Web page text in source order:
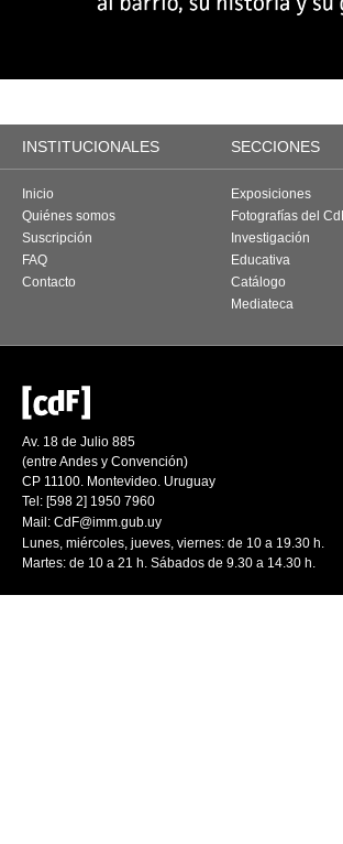
INSTITUCIONALES SECCIONES
Inicio
Quiénes somos
Suscripción
FAQ
Contacto
Exposiciones
Fotografías del
Investigación
Educativa
Catálogo
Mediateca
Av. 18 de Julio 885
(entre Andes y Convención)
CP 11100. Montevideo. Uruguay
Tel: [598 2] 1950 7960
Mail: CdF@imm.gub.uy
Lunes, miércoles, jueves, viernes: de 10 a 19.30 h.
Martes: de 10 a 21 h. Sábados de 9.30 a 14.30 h.